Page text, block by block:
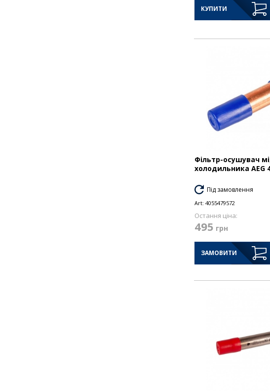
КУПИТИ
Фільтр-осушувач
холодильника AEG
Під замовлення
Art: 4055479572
Остання ціна:
495 грн
ЗАМОВИТИ